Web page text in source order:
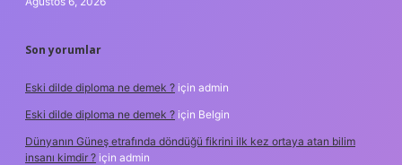
Son yorumlar
Eski dilde diploma ne demek ? için admin
Eski dilde diploma ne demek ? için Belgin
Dünyanın Güneş etrafında döndüğü fikrini ilk kez ortaya atan bilim
insanı kimdir ? için admin